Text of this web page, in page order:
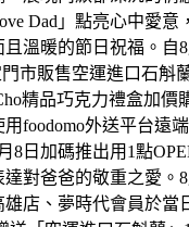
Dad」點亮心中愛意
溫暖的節日祝福。自
市販售空運進口石斛
精品巧克力禮盒加價
foodomo外送平台遠
8日加碼推出用1點
對爸爸的敬重之愛。
雄店、夢時代會員於當